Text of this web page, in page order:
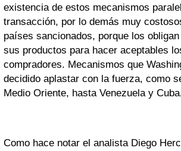
existencia de estos mecanismos
transacción, por lo demás muy
países sancionados, porque los
sus productos para hacer aceptables
compradores. Mecanismos que
decidido aplastar con la fuerza, como
Medio Oriente, hasta Venezuela y
Como hace notar el analista Diego